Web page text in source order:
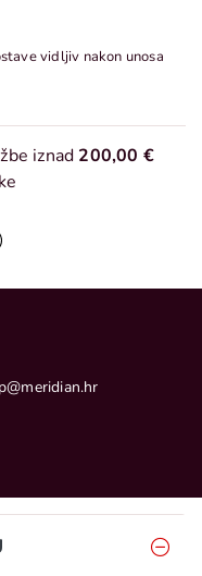
vidljiv nakon unosa
iznad 200,00 €